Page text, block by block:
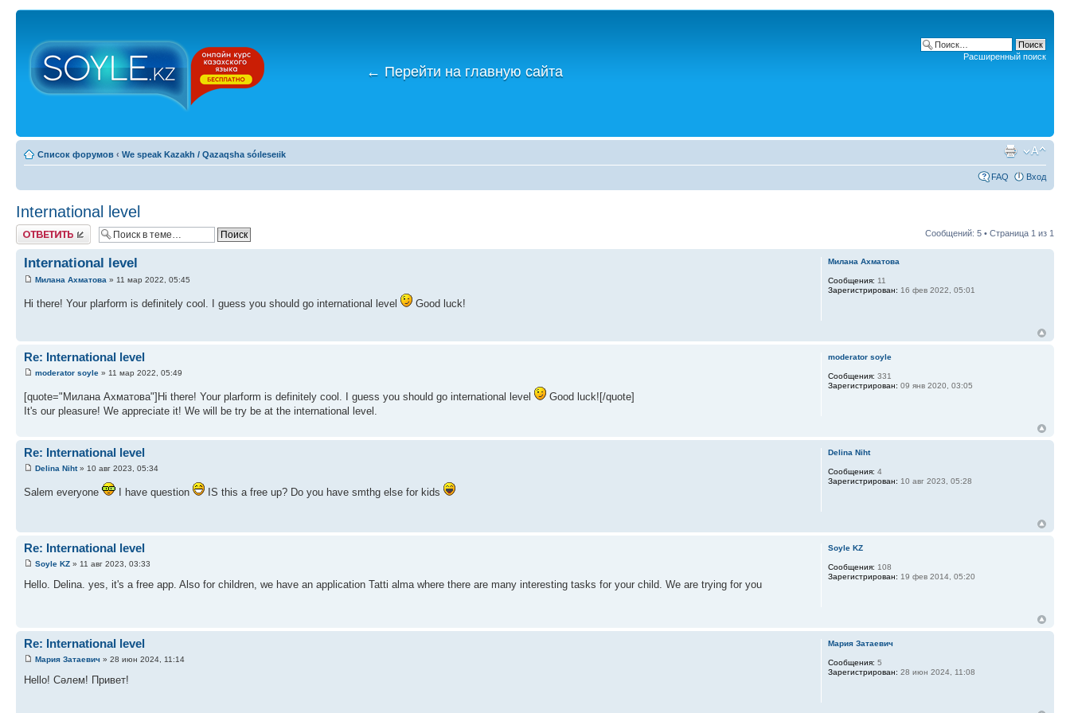
← Перейти на главную сайта
Расширенный поиск
Список форумов ‹ We speak Kazakh / Qazaqsha sóıleseıik
FAQ Вход
International level
Ответить Сообщений: 5 • Страница 1 из 1
International level
Милана Ахматова » 11 мар 2022, 05:45
Hi there! Your plarform is definitely cool. I guess you should go international level Good luck!
Милана Ахматова
Сообщения: 11
Зарегистрирован: 16 фев 2022, 05:01
Re: International level
moderator soyle » 11 мар 2022, 05:49
[quote="Милана Ахматова"]Hi there! Your plarform is definitely cool. I guess you should go international level
Good luck![/quote]
It's our pleasure! We appreciate it! We will be try be at the international level.
moderator soyle
Сообщения: 331
Зарегистрирован: 09 янв 2020, 03:05
Re: International level
Delina Niht» 10 авг 2023, 05:34
Salem everyone I have question IS this a free up? Do you have smthg else for kids
Delina Niht
Сообщения: 4
Зарегистрирован: 10 авг 2023, 05:28
Re: International level
Soyle KZ » 11 авг 2023, 03:33
Hello. Delina. yes, it's a free app. Also for children, we have an application Tatti alma where there are many interesting tasks for your child. We are trying for you
Soyle KZ
Сообщения: 108
Зарегистрирован: 19 фев 2014, 05:20
Re: International level
Мария Затаевич » 28 июн 2024, 11:14
Hello! Сәлем! Привет!
Мария Затаевич
Сообщения: 5
Зарегистрирован: 28 июн 2024, 11:08